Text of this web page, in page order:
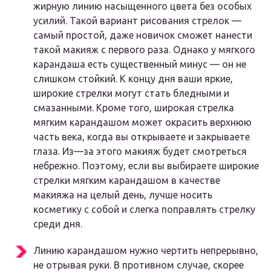
жирную линию насыщенного цвета без особых
усилий. Такой вариант рисования стрелок —
самый простой, даже новичок сможет нанести
такой макияж с первого раза. Однако у мягкого
карандаша есть существенный минус — он не
слишком стойкий. К концу дня ваши яркие,
широкие стрелки могут стать бледными и
смазанными. Кроме того, широкая стрелка
мягким карандашом может окрасить верхнюю
часть века, когда вы открываете и закрываете
глаза. Из—за этого макияж будет смотреться
небрежно. Поэтому, если вы выбираете широкие
стрелки мягким карандашом в качестве
макияжа на целый день, лучше носить
косметику с собой и слегка поправлять стрелку
среди дня.
Линию карандашом нужно чертить непрерывно,
не отрывая руки. В противном случае, скорее